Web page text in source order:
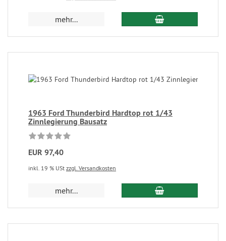
mehr...
1963 Ford Thunderbird Hardtop rot 1/43
Zinnlegierung Bausatz
EUR 97,40
inkl. 19 % USt zzgl. Versandkosten
mehr...